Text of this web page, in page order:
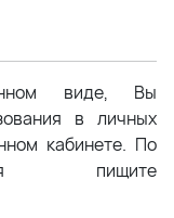
виде, Вы
в личных
кабинете. По
пищите